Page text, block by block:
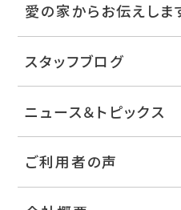
愛の家からお伝えしま
スタッフブログ
ニュース＆トピックス
ご利用者の声